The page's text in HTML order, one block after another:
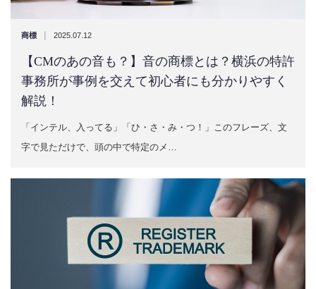
商標 | 2025.07.12
【CMのあの音も？】音の商標とは？横浜の特許
事務所が事例を交えて初心者にも分かりやすく
解説！
「インテル、入ってる」「ひ・さ・み・つ！」このフレーズ、文
字で見ただけで、頭の中で特定のメ…